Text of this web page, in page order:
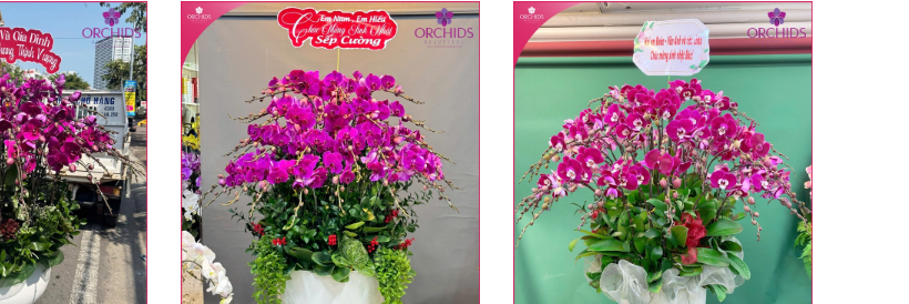
sẽ được phối ghép từ nhiều cây hoa và tạo dáng hoàn toàn thủ công nên có thể sẽ
Cây hoa lan còn phụ thuộc theo mùa và điều kiện khách quan, tùy vào thời điểm hoa nở
hoa, thưa hoa và cách trang trí.
phẩm được thực hiện dựa trên mẫu đã chọn với mức độ giống mẫu khoảng 80-90%,
phụ kiện trang trí chúng tôi sẽ chủ động liên lạc với khách hàng để thông báo và tư vấn
không thay đổi. Trường hợp không đủ thời gian hoặc không liên lạc được với người